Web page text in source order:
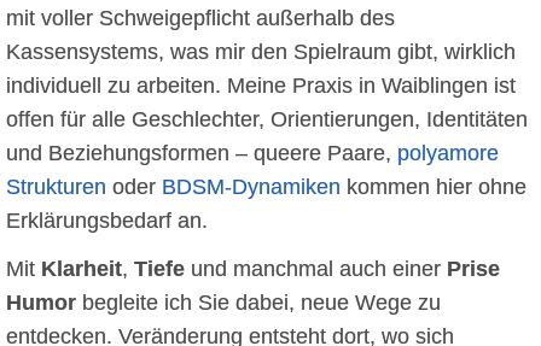
mit voller Schweigepflicht außerhalb des
Kassensystems, was mir den Spielraum gibt, wirklich
individuell zu arbeiten. Meine Praxis in Waiblingen ist
offen für alle Geschlechter, Orientierungen, Identitäten
und Beziehungsformen – queere Paare, polyamore
Strukturen oder BDSM-Dynamiken kommen hier ohne
Erklärungsbedarf an.
Mit Klarheit, Tiefe und manchmal auch einer Prise
Humor begleite ich Sie dabei, neue Wege zu
entdecken. Veränderung entsteht dort, wo sich